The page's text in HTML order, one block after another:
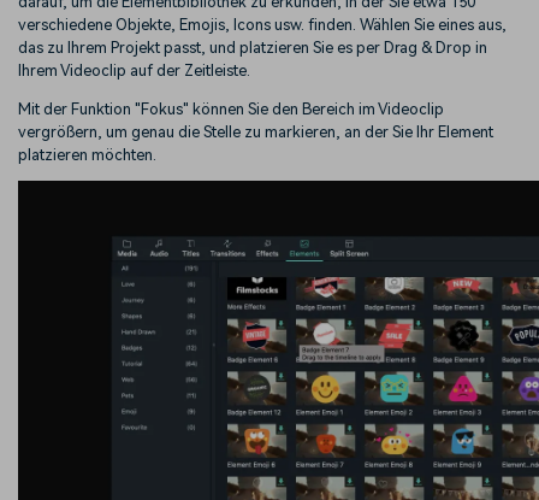
verschiedene Objekte, Emojis, Icons usw. finden. Wählen Sie eines aus,
das zu Ihrem Projekt passt, und platzieren Sie es per Drag & Drop in
Ihrem Videoclip auf der Zeitleiste.
Mit der Funktion "Fokus" können Sie den Bereich im Videoclip
vergrößern, um genau die Stelle zu markieren, an der Sie Ihr Element
platzieren möchten.